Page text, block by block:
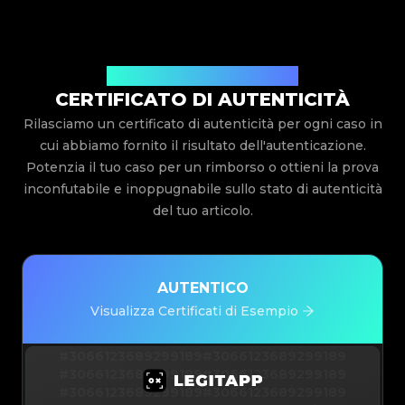
CERTIFICATO DI AUTENTICITÀ
Rilasciamo un certificato di autenticità per ogni caso in
cui abbiamo fornito il risultato dell'autenticazione.
Potenzia il tuo caso per un rimborso o ottieni la prova
inconfutabile e inoppugnabile sullo stato di autenticità
del tuo articolo.
AUTENTICO
Visualizza Certificati di Esempio
#3066123689299189#3066123689299189
#3066123689299189#3066123689299189